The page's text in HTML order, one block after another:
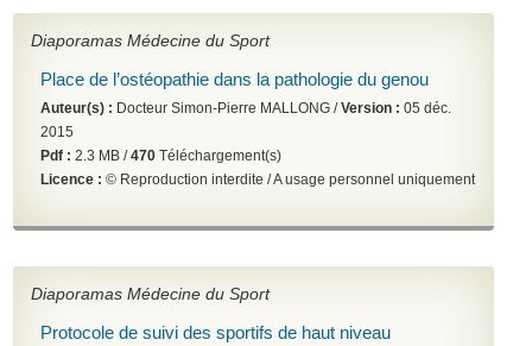
Diaporamas Médecine du Sport
Place de l’ostéopathie dans la pathologie du genou
Auteur(s) : Docteur Simon-Pierre MALLONG /Version : 05 déc.
2015
Pdf : 2.3 MB /470 Téléchargement(s)
Licence : © Reproduction interdite / A usage personnel uniquement
Diaporamas Médecine du Sport
Protocole de suivi des sportifs de haut niveau